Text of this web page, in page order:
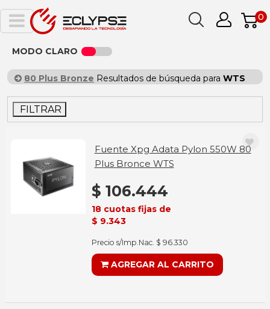
0
MODO CLARO
80 Plus Bronze Resultados de búsqueda para WTS
FILTRAR
Fuente Xpg Adata Pylon 550W 80
Plus Bronce WTS
$ 106.444
18 cuotas fijas de
$ 9.343
Precio s/Imp.Nac. $ 96.330
AGREGAR AL CARRITO